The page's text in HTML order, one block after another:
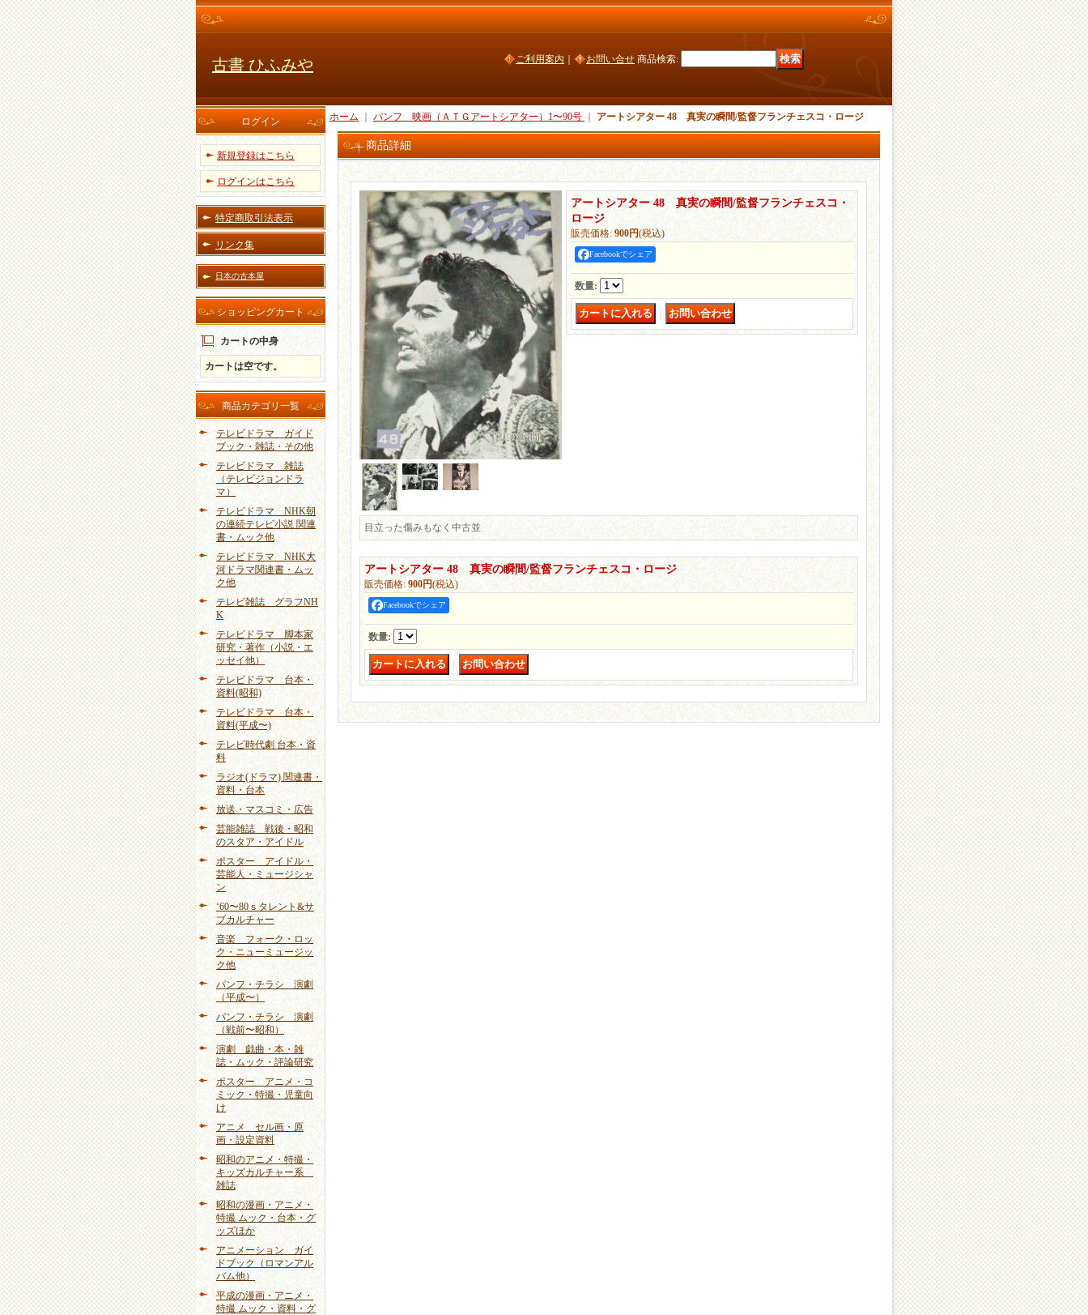
古書 ひふみや ご利用案内 お問い合せ 商品検索:
ログイン
新規登録はこちら
ログインはこちら
特定商取引法表示
リンク集
日本の古本屋
ショッピングカート
カートの中身
カートは空です。
商品カテゴリ一覧
テレビドラマ ガイド
ブック・雑誌・その他
テレビドラマ 雑誌
（テレビジョンドラ
マ）
テレビドラマ NHK朝
の連続テレビ小説 関連
書・ムック他
テレビドラマ NHK大
河ドラマ関連書・ムッ
ク他
テレビ雑誌 グラフNH
K
テレビドラマ 脚本家
研究・著作（小説・エ
ッセイ他）
テレビドラマ 台本・
資料(昭和)
テレビドラマ 台本・
資料(平成〜)
テレビ時代劇 台本・資
料
ラジオ(ドラマ) 関連書・
資料・台本
放送・マスコミ・広告
芸能雑誌 戦後・昭和
のスタア・アイドル
ポスター アイドル・
芸能人・ミュージシャ
ン
‘60〜80ｓタレント&サ
ブカルチャー
音楽 フォーク・ロッ
ク・ニューミュージッ
ク他
パンフ・チラシ 演劇
（平成〜）
パンフ・チラシ 演劇
（戦前〜昭和）
演劇 戯曲・本・雑
誌・ムック・評論研究
ポスター アニメ・コ
ミック・特撮・児童向
け
アニメ セル画・原
画・設定資料
昭和のアニメ・特撮・
キッズカルチャー系
雑誌
昭和の漫画・アニメ・
特撮 ムック・台本・グ
ッズほか
アニメーション ガイ
ドブック（ロマンアル
バム他）
平成の漫画・アニメ・
特撮 ムック・資料・グ
ホーム パンフ 映画（ＡＴＧアートシアター）1〜90号 アートシアター 48 真実の瞬間/監督フランチェスコ・ロージ
商品詳細
アートシアター 48 真実の瞬間/監督フランチェスコ・
ロージ
販売価格: 900円(税込)
Facebookでシェア
数量:
目立った傷みもなく中古並
アートシアター 48 真実の瞬間/監督フランチェスコ・ロージ
販売価格: 900円(税込)
Facebookでシェア
数量: